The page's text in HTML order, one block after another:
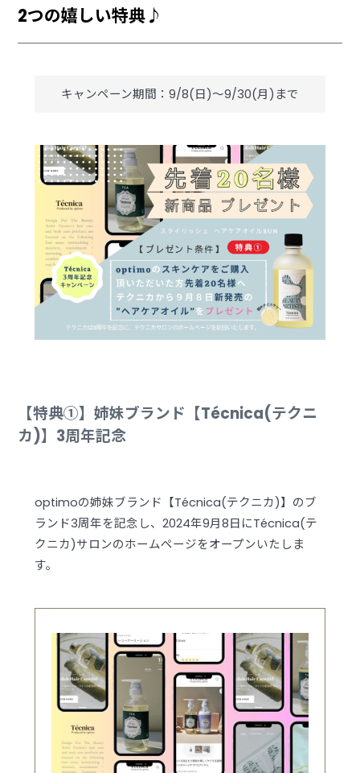
2つの嬉しい特典♪
キャンペーン期間：9/8(日)～9/30(月)まで
【特典①】姉妹ブランド【Técnica(テクニ
カ)】3周年記念
optimoの姉妹ブランド【Técnica(テクニカ)】のブ
ランド3周年を記念し、2024年9月8日にTécnica(テ
クニカ)サロンのホームページをオープンいたしま
す。